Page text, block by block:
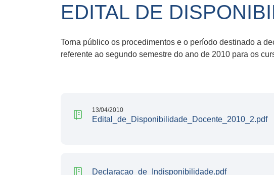
EDITAL DE
Torna público os procedimentos e o período destinado a
referente ao segundo semestre do ano de 2010 para os
13/04/2010
Edital_de_Disponibilidade_Docente_2010_2.pdf
Declaracao_de_Indisponibilidade.pdf